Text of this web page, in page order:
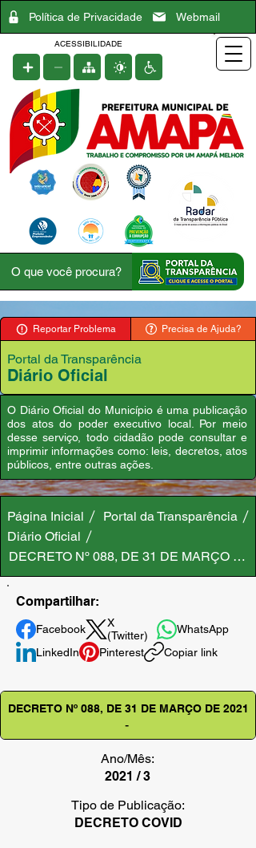
Política de Privacidade Webmail
ACESSIBILIDADE
Reportar Problema Precisa de Ajuda?
Portal da Transparência
Diário Oficial
O Diário Oficial do Município é uma publicação
dos atos do poder executivo local. Por meio
desse serviço, todo cidadão pode consultar e
imprimir informações como: leis, decretos, atos
públicos, entre outras ações.
Página Inicial
Portal da Transparência
Diário Oficial
DECRETO Nº 088, DE 31 DE MARÇO DE
Compartilhar:
Facebook
X
(Twitter)
WhatsApp
LinkedIn
Pinterest Copiar link
DECRETO Nº 088, DE 31 DE MARÇO DE 2021
-
Ano/Mês:
2021 / 3
Tipo de Publicação:
DECRETO COVID